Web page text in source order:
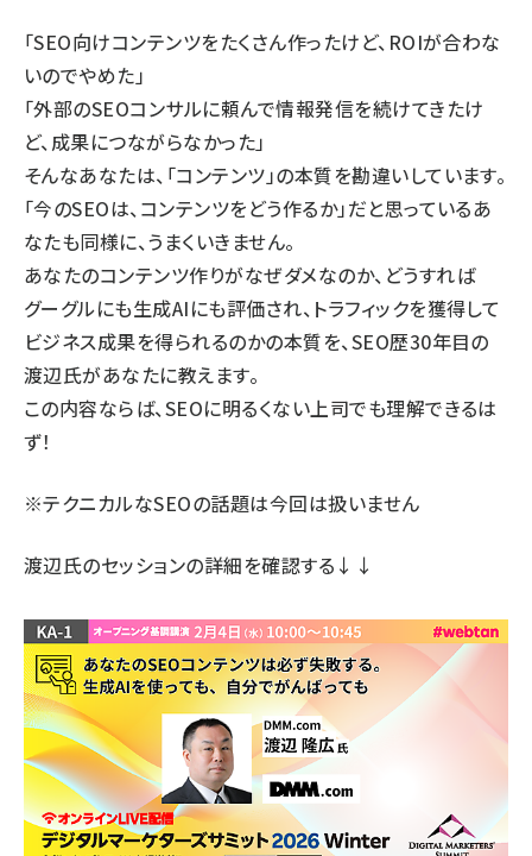
「SEO向けコンテンツをたくさん作ったけど、ROIが合わな
いのでやめた」
「外部のSEOコンサルに頼んで情報発信を続けてきたけ
ど、成果につながらなかった」
そんなあなたは、「コンテンツ」の本質を勘違いしています。
「今のSEOは、コンテンツをどう作るか」だと思っているあ
なたも同様に、うまくいきません。
あなたのコンテンツ作りがなぜダメなのか、どうすれば
グーグルにも生成AIにも評価され、トラフィックを獲得して
ビジネス成果を得られるのかの本質を、SEO歴30年目の
渡辺氏があなたに教えます。
この内容ならば、SEOに明るくない上司でも理解できるは
ず！
※テクニカルなSEOの話題は今回は扱いません
渡辺氏のセッションの詳細を確認する↓↓